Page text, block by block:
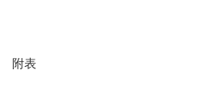
附表